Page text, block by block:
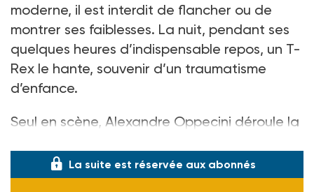
moderne, il est interdit de flancher ou de
montrer ses faiblesses. La nuit, pendant ses
quelques heures d’indispensable repos, un T-
Rex le hante, souvenir d’un traumatisme
d’enfance.
Seul en scène, Alexandre Oppecini déroule la
La suite est réservée aux abonnés